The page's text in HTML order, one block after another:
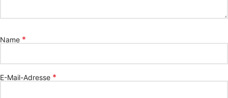
Name *
E-Mail-Adresse *